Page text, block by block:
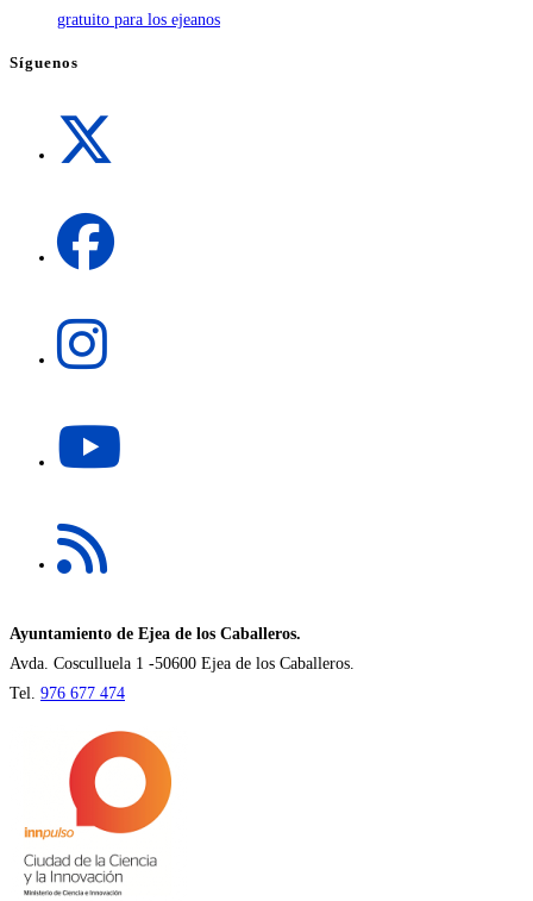
gratuito para los ejeanos
Síguenos
pestaña
abre
abre
nueva
pestaña
en
nueva
pestaña
Ayuntamiento de Ejea de los Caballeros.
Avda. Cosculluela 1 -50600 Ejea de los Caballeros.
Tel. 976 677 474